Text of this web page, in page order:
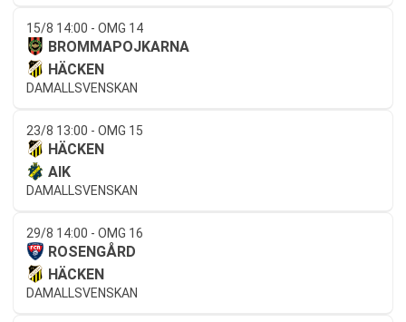
15/8 14:00 - OMG 14
BROMMAPOJKARNA
HÄCKEN
DAMALLSVENSKAN
23/8 13:00 - OMG 15
HÄCKEN
AIK
DAMALLSVENSKAN
29/8 14:00 - OMG 16
ROSENGÅRD
HÄCKEN
DAMALLSVENSKAN